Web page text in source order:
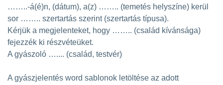
……..-á(é)n, (dátum), a(z) …….. (temetés helyszíne) kerül
sor …….. szertartás szerint (szertartás típusa).
Kérjük a megjelenteket, hogy …….. (család kívánsága)
fejezzék ki részvéteüket.
A gyászoló ….... (család, testvér)
A gyászjelentés word sablonok letöltése az adott